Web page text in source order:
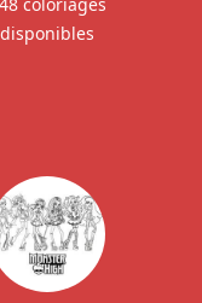
disponibles